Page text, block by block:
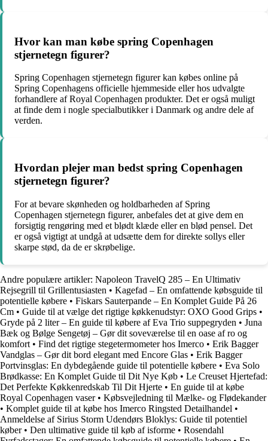
Hvor kan man købe spring Copenhagen
stjernetegn figurer?
Spring Copenhagen stjernetegn figurer kan købes online på
Spring Copenhagens officielle hjemmeside eller hos udvalgte
forhandlere af Royal Copenhagen produkter. Det er også muligt
at finde dem i nogle specialbutikker i Danmark og andre dele af
verden.
Hvordan plejer man bedst spring Copenhagen
stjernetegn figurer?
For at bevare skønheden og holdbarheden af Spring
Copenhagen stjernetegn figurer, anbefales det at give dem en
forsigtig rengøring med et blødt klæde eller en blød pensel. Det
er også vigtigt at undgå at udsætte dem for direkte sollys eller
skarpe stød, da de er skrøbelige.
Andre populære artikler: Napoleon TravelQ 285 – En Ultimativ
Rejsegrill til Grillentusiasten • Kagefad – En omfattende købsguide til
potentielle købere • Fiskars Sauterpande – En Komplet Guide På 26
Cm • Guide til at vælge det rigtige køkkenudstyr: OXO Good Grips •
Gryde på 2 liter – En guide til købere af Eva Trio suppegryden • Juna
Bæk og Bølge Sengetøj – Gør dit soveværelse til en oase af ro og
komfort • Find det rigtige stegetermometer hos Imerco • Erik Bagger
Vandglas – Gør dit bord elegant med Encore Glas • Erik Bagger
Portvinsglas: En dybdegående guide til potentielle købere • Eva Solo
Brødkasse: En Komplet Guide til Dit Nye Køb • Le Creuset Hjertefad:
Det Perfekte Køkkenredskab Til Dit Hjerte • En guide til at købe
Royal Copenhagen vaser• Købsvejledning til Mælke- og Flødekander
• Komplet guide til at købe hos Imerco Ringsted Detailhandel •
Anmeldelse af Sirius Storm Udendørs Bloklys: Guide til potentiel
køber• Den ultimative guide til køb af isforme • Rosendahl